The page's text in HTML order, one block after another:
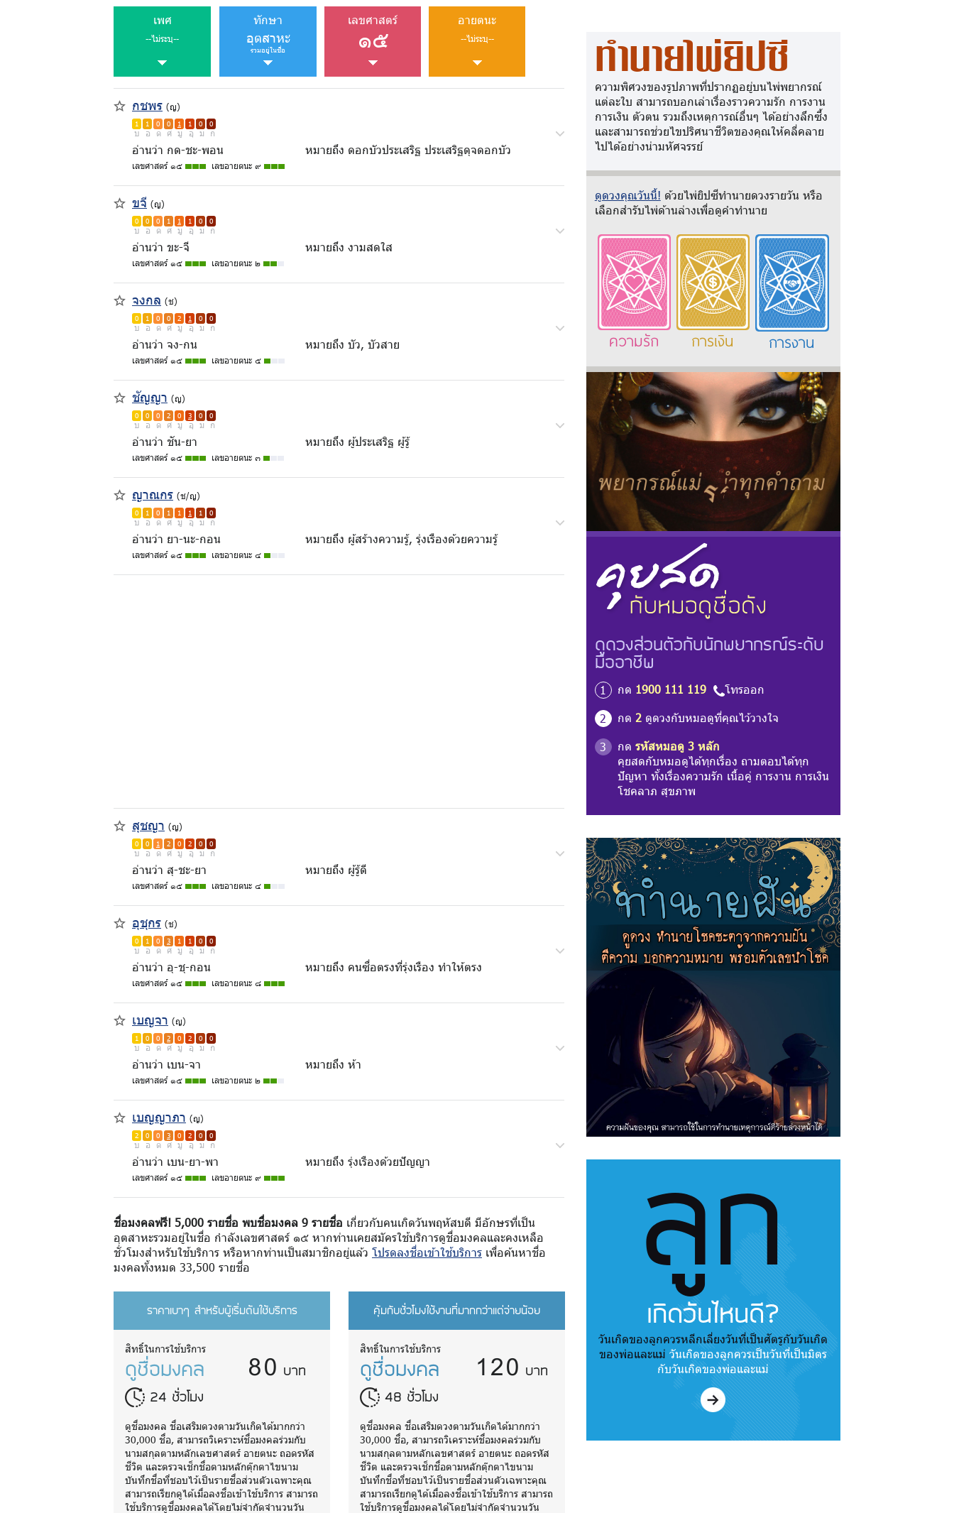
เพศ
--ไม่ระบุ--
ทักษา
อุตสาหะ
รวมอยู่ในชื่อ
เลขศาสตร์
๑๕
อายตนะ
--ไม่ระบุ--
กชพร (ญ)
1 1 0 0 1 1 0 0
บ อ ด ศ มู อุ ม ก
อ่านว่า กด-ชะ-พอน หมายถึง ดอกบัวประเสริฐ ประเสริฐดุจดอกบัว
เลขศาสตร์ ๑๕ เลขอายตนะ ๙
ขจี (ญ)
0 0 0 1 1 1 0 0
บ อ ด ศ มู อุ ม ก
อ่านว่า ขะ-จี หมายถึง งามสดใส
เลขศาสตร์ ๑๕ เลขอายตนะ ๒
จงกล (ช)
0 1 0 0 2 1 0 0
บ อ ด ศ มู อุ ม ก
อ่านว่า จง-กน หมายถึง บัว, บัวสาย
เลขศาสตร์ ๑๕ เลขอายตนะ ๕
ชัญญา (ญ)
0 0 0 2 0 3 0 0
บ อ ด ศ มู อุ ม ก
อ่านว่า ชัน-ยา หมายถึง ผู้ประเสริฐ ผู้รู้
เลขศาสตร์ ๑๕ เลขอายตนะ ๓
ญาณกร (ช/ญ)
0 1 0 1 1 1 1 0
บ อ ด ศ มู อุ ม ก
อ่านว่า ยา-นะ-กอน หมายถึง ผู้สร้างความรู้, รุ่งเรืองด้วยความรู้
เลขศาสตร์ ๑๕ เลขอายตนะ ๔
สุชญา (ญ)
0 0 1 2 0 2 0 0
บ อ ด ศ มู อุ ม ก
อ่านว่า สุ-ชะ-ยา หมายถึง ผู้รู้ดี
เลขศาสตร์ ๑๕ เลขอายตนะ ๔
อุชุกร (ช)
0 1 0 3 1 1 0 0
บ อ ด ศ มู อุ ม ก
อ่านว่า อุ-ชุ-กอน หมายถึง คนซื่อตรงที่รุ่งเรือง ทำให้ตรง
เลขศาสตร์ ๑๕ เลขอายตนะ ๘
เบญจา (ญ)
1 0 0 2 0 2 0 0
บ อ ด ศ มู อุ ม ก
อ่านว่า เบน-จา หมายถึง ห้า
เลขศาสตร์ ๑๕ เลขอายตนะ ๒
เบญญาภา (ญ)
2 0 0 3 0 2 0 0
บ อ ด ศ มู อุ ม ก
อ่านว่า เบน-ยา-พา หมายถึง รุ่งเรืองด้วยปัญญา
เลขศาสตร์ ๑๕ เลขอายตนะ ๙
ชื่อมงคลฟรี! 5,000 รายชื่อ พบชื่อมงคล 9 รายชื่อ เกี่ยวกับคนเกิดวันพฤหัสบดี มีอักษรที่เป็น
อุตสาหะรวมอยู่ในชื่อ กำลังเลขศาสตร์ ๑๕ หากท่านเคยสมัครใช้บริการดูชื่อมงคลและคงเหลือ
ชั่วโมงสำหรับใช้บริการ หรือหากท่านเป็นสมาชิกอยู่แล้ว โปรดลงชื่อเข้าใช้บริการ เพื่อค้นหาชื่อ
มงคลทั้งหมด 33,500 รายชื่อ
ราคาเบาๆ สำหรับผู้เริ่มต้นใช้บริการ
สิทธิ์ในการใช้บริการ
ดูชื่อมงคล
24 ชั่วโมง
80 บาท
ดูชื่อมงคล ชื่อเสริมดวงตามวันเกิดได้มากกว่า
30,000 ชื่อ, สามารถวิเคราะห์ชื่อมงคลร่วมกับ
นามสกุลตามหลักเลขศาสตร์ อายตนะ ถอดรหัส
ชีวิต และตรวจเช็กชื่อตามหลักตุ๊กตาไขนาม
บันทึกชื่อที่ชอบไว้เป็นรายชื่อส่วนตัวเฉพาะคุณ
สามารถเรียกดูได้เมื่อลงชื่อเข้าใช้บริการ สามารถ
ใช้บริการดูชื่อมงคลได้โดยไม่จำกัดจำนวนวัน
คุ้มกับชั่วโมงใช้งานที่มากกว่าแต่จ่ายน้อย
สิทธิ์ในการใช้บริการ
ดูชื่อมงคล
48 ชั่วโมง
120 บาท
ดูชื่อมงคล ชื่อเสริมดวงตามวันเกิดได้มากกว่า
30,000 ชื่อ, สามารถวิเคราะห์ชื่อมงคลร่วมกับ
นามสกุลตามหลักเลขศาสตร์ อายตนะ ถอดรหัส
ชีวิต และตรวจเช็กชื่อตามหลักตุ๊กตาไขนาม
บันทึกชื่อที่ชอบไว้เป็นรายชื่อส่วนตัวเฉพาะคุณ
สามารถเรียกดูได้เมื่อลงชื่อเข้าใช้บริการ สามารถ
ใช้บริการดูชื่อมงคลได้โดยไม่จำกัดจำนวนวัน
ทำนายไพ่ยิปซี
ความพิศวงของรูปภาพที่ปรากฏอยู่บนไพ่พยากรณ์
แต่ละใบ สามารถบอกเล่าเรื่องราวความรัก การงาน
การเงิน ตัวตน รวมถึงเหตุการณ์อื่นๆ ได้อย่างลึกซึ้ง
และสามารถช่วยไขปริศนาชีวิตของคุณให้คลี่คลาย
ไปได้อย่างน่ามหัศจรรย์
ดูดวงคุณวันนี้! ด้วยไพ่ยิปซีทำนายดวงรายวัน หรือ
เลือกสำรับไพ่ด้านล่างเพื่อดูคำทำนาย
ความรัก การเงิน การงาน
ดูดวงส่วนตัวกับนักพยากรณ์ระดับ
มืออาชีพ
1 กด 1900 111 119
โทรออก
2
กด 2ดูดวงกับหมอดูที่คุณไว้วางใจ
3
กด รหัสหมอดู 3 หลัก
คุยสดกับหมอดูได้ทุกเรื่อง ถามตอบได้ทุก
ปัญหา ทั้งเรื่องความรัก เนื้อคู่ การงาน การเงิน
โชคลาภ สุขภาพ
ลูก
เกิดวันไหนดี?
วันเกิดของลูกควรหลีกเลี่ยงวันที่เป็นศัตรูกับวันเกิด
ของพ่อและแม่ วันเกิดของลูกควรเป็นวันที่เป็นมิตร
กับวันเกิดของพ่อและแม่